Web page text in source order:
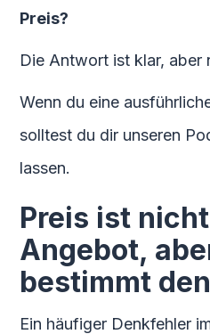
Preis?
Die Antwort ist klar, aber
Wenn du eine
solltest du dir unseren
lassen.
Preis ist
Angebot,
bestimmt
Ein häufiger Denkfehler